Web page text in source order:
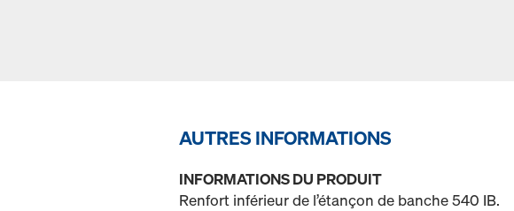
AUTRES INFORMATIONS
INFORMATIONS DU PRODUIT
Renfort inférieur de l’étançon de banche 540 IB.